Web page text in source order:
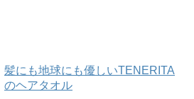
髪にも地球にも優しいTENERITA
のヘアタオル